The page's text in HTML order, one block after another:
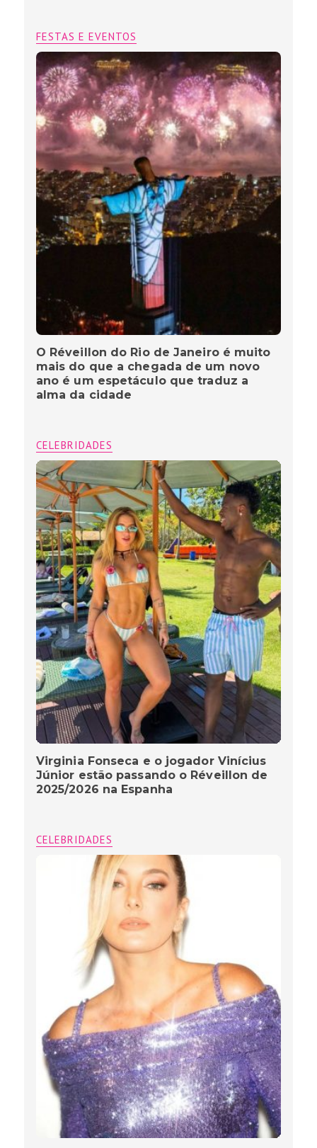
FESTAS E EVENTOS
O Réveillon do Rio de Janeiro é muito
mais do que a chegada de um novo
ano é um espetáculo que traduz a
alma da cidade
CELEBRIDADES
Virginia Fonseca e o jogador Vinícius
Júnior estão passando o Réveillon de
2025/2026 na Espanha
CELEBRIDADES